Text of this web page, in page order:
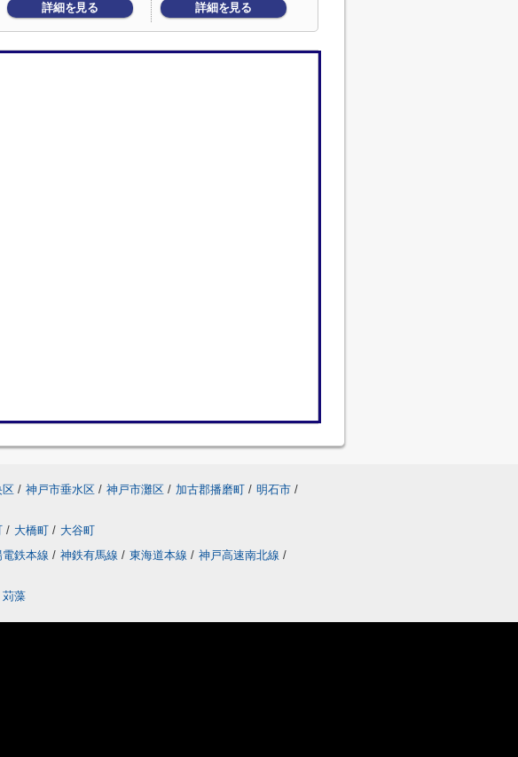
詳細を見る 詳細を見る
区 / 神戸市垂水区 / 神戸市灘区 / 加古郡播磨町 / 明石市 /
/ 大橋町 / 大谷町
電鉄本線 / 神鉄有馬線 / 東海道本線 / 神戸高速南北線 /
苅藻